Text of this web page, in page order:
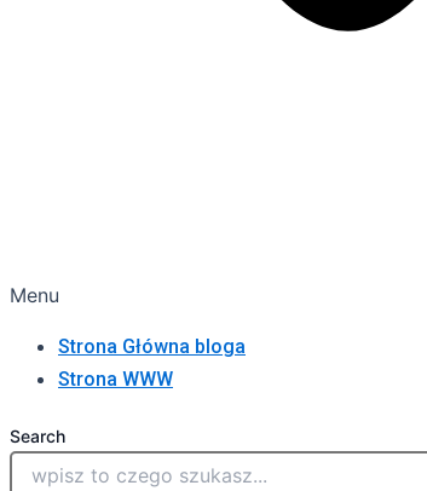
Menu
Strona Główna bloga
Strona WWW
Search